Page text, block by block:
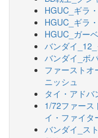
HGUC_ギラ
HGUC_ギラ
HGUC_ガー
バンダイ
バンダイ_ボ
ファーストオ
ニッシュ
タイ・アドバ
1/72ファース
イ・ファイタ
バンダイ_ス